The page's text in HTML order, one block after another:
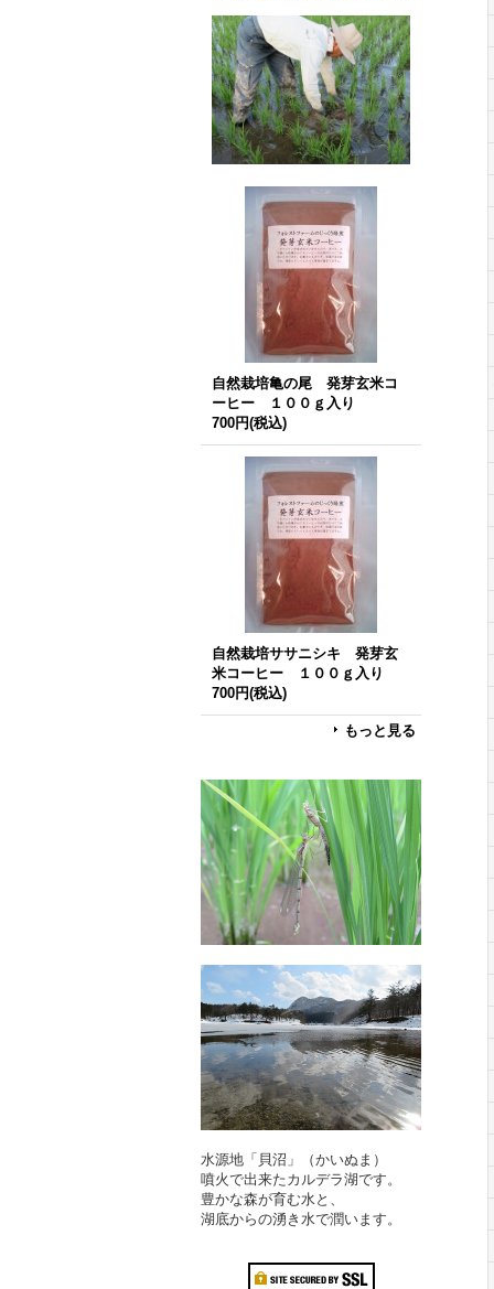
自然栽培亀の尾 発芽玄米コ
ーヒー １００ｇ入り
700円(税込)
自然栽培ササニシキ 発芽玄
米コーヒー １００ｇ入り
700円(税込)
もっと見る
水源地「貝沼」（かいぬま）
噴火で出来たカルデラ湖です。
豊かな森が育む水と、
湖底からの湧き水で潤います。